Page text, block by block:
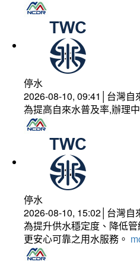
停水
2026-08-10, 09:41│台灣自
為提高自來水普及率,辦理
停水
2026-08-10, 15:02│台灣自
為提升供水穩定度、降低
更安心可靠之用水服務。